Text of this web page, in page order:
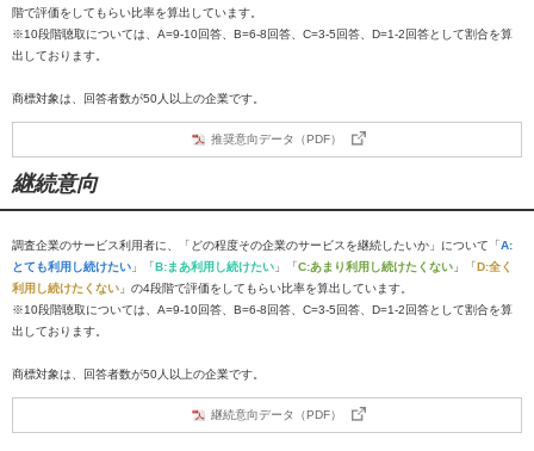
階で評価をしてもらい比率を算出しています。
※10段階聴取については、A=9-10回答、B=6-8回答、C=3-5回答、D=1-2回答として割合を算
出しております。
商標対象は、回答者数が50人以上の企業です。
推奨意向データ（PDF）
継続意向
調査企業のサービス利用者に、「どの程度その企業のサービスを継続したいか」について「A:
とても利用し続けたい 」「B:まあ利用し続けたい 」「C:あまり利用し続けたくない 」「D:全く
利用し続けたくない 」の4段階で評価をしてもらい比率を算出しています。
※10段階聴取については、A=9-10回答、B=6-8回答、C=3-5回答、D=1-2回答として割合を算
出しております。
商標対象は、回答者数が50人以上の企業です。
継続意向データ（PDF）